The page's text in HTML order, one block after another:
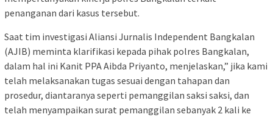
penanganan dari kasus tersebut.
Saat tim investigasi Aliansi Jurnalis Independent Bangkalan
(AJIB) meminta klarifikasi kepada pihak polres Bangkalan,
dalam hal ini Kanit PPA Aibda Priyanto, menjelaskan,” jika kami
telah melaksanakan tugas sesuai dengan tahapan dan
prosedur, diantaranya seperti pemanggilan saksi saksi, dan
telah menyampaikan surat pemanggilan sebanyak 2 kali ke